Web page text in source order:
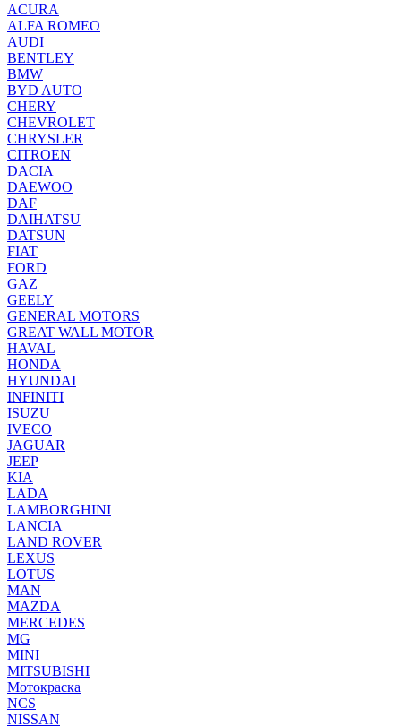
ACURA
ALFA ROMEO
AUDI
BENTLEY
BMW
BYD AUTO
CHERY
CHEVROLET
CHRYSLER
CITROEN
DACIA
DAEWOO
DAF
DAIHATSU
DATSUN
FIAT
FORD
GAZ
GEELY
GENERAL MOTORS
GREAT WALL MOTOR
HAVAL
HONDA
HYUNDAI
INFINITI
ISUZU
IVECO
JAGUAR
JEEP
KIA
LADA
LAMBORGHINI
LANCIA
LAND ROVER
LEXUS
LOTUS
MAN
MAZDA
MERCEDES
MG
MINI
MITSUBISHI
Мотокраска
NCS
NISSAN